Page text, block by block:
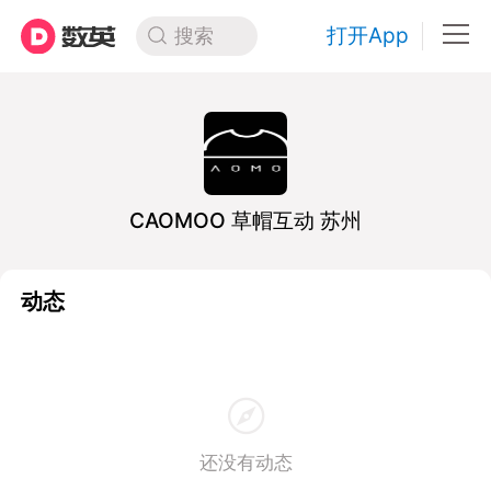
搜索 打开App
CAOMOO 草帽互动 苏州
动态
还没有动态